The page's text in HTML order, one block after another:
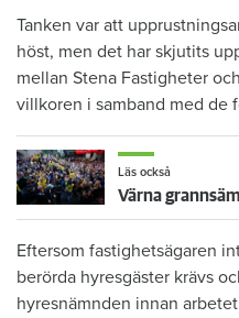
Tanken var att
höst, men det har skjutits
mellan Stena Fastigheter
villkoren i samband med de
Läs också
Eftersom fastighetsägaren
berörda hyresgäster krävs
hyresnämnden innan